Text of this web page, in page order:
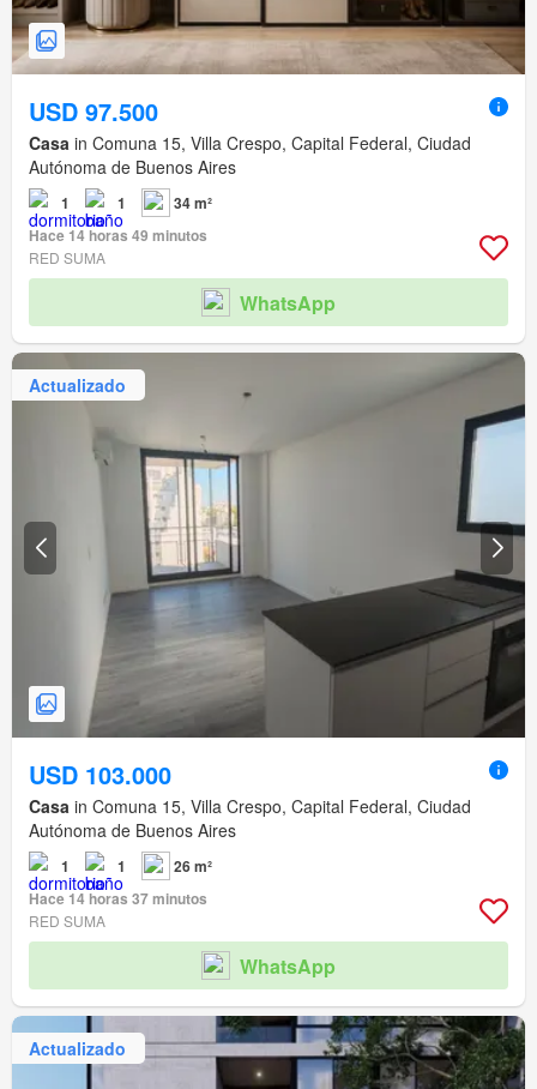
USD 97.500
Casa in Comuna 15, Villa Crespo, Capital Federal, Ciudad
Autónoma de Buenos Aires
1 1
34 m²
Hace 14 horas 49 minutos
RED SUMA
WhatsApp
Actualizado
USD 103.000
Casa in Comuna 15, Villa Crespo, Capital Federal, Ciudad
Autónoma de Buenos Aires
1 1
26 m²
Hace 14 horas 37 minutos
RED SUMA
WhatsApp
Actualizado